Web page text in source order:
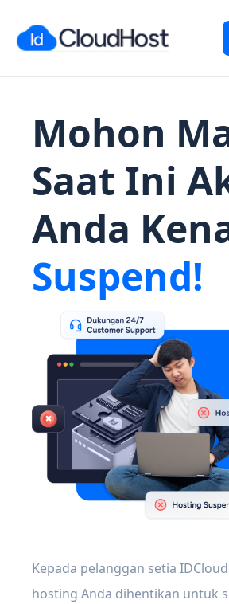
Mohon
Saat Ini
Anda
Suspend!
Kepada pelanggan setia
hosting Anda dihentikan untuk